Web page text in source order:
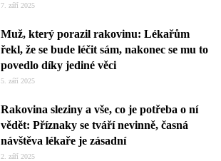
7. září 2025
Muž, který porazil rakovinu: Lékařům
řekl, že se bude léčit sám, nakonec se mu to
povedlo díky jediné věci
5. září 2025
Rakovina sleziny a vše, co je potřeba o ní
vědět: Příznaky se tváří nevinně, časná
návštěva lékaře je zásadní
2. září 2025